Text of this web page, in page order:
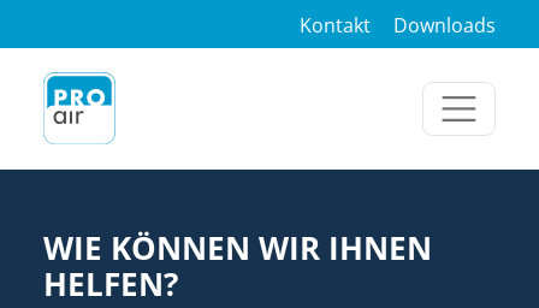
Kontakt Downloads
WIE KÖNNEN WIR IHNEN
HELFEN?